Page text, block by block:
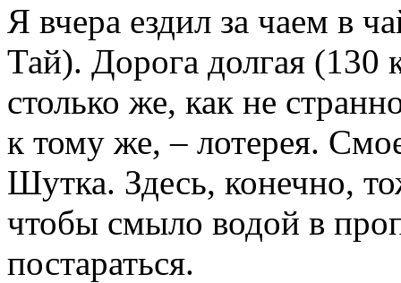
Я вчера ездил за чаем в
Тай). Дорога долгая
столько же, как не
к тому же, – лотерея.
Шутка. Здесь, конечно,
чтобы смыло водой в
постараться.